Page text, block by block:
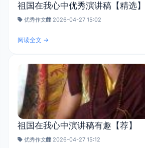
祖国在我心中优秀演讲稿【精选】
优秀作文 2026-04-27 15:02
阅读全文 →
祖国在我心中演讲稿有趣【荐】
优秀作文 2026-04-27 15:12